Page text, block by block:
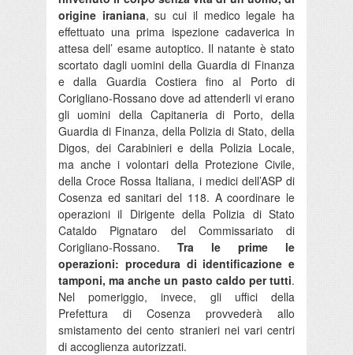
origine iraniana, su cui il medico legale ha
effettuato una prima ispezione cadaverica in
attesa dell’ esame autoptico. Il natante è stato
scortato dagli uomini della Guardia di Finanza
e dalla Guardia Costiera fino al Porto di
Corigliano-Rossano dove ad attenderli vi erano
gli uomini della Capitaneria di Porto, della
Guardia di Finanza, della Polizia di Stato, della
Digos, dei Carabinieri e della Polizia Locale,
ma anche i volontari della Protezione Civile,
della Croce Rossa Italiana, i medici dell’ASP di
Cosenza ed sanitari del 118. A coordinare le
operazioni il Dirigente della Polizia di Stato
Cataldo Pignataro del Commissariato di
Corigliano-Rossano. Tra le prime le
operazioni: procedura di identificazione e
tamponi, ma anche un pasto caldo per tutti.
Nel pomeriggio, invece, gli uffici della
Prefettura di Cosenza provvederà allo
smistamento dei cento stranieri nei vari centri
di accoglienza autorizzati.